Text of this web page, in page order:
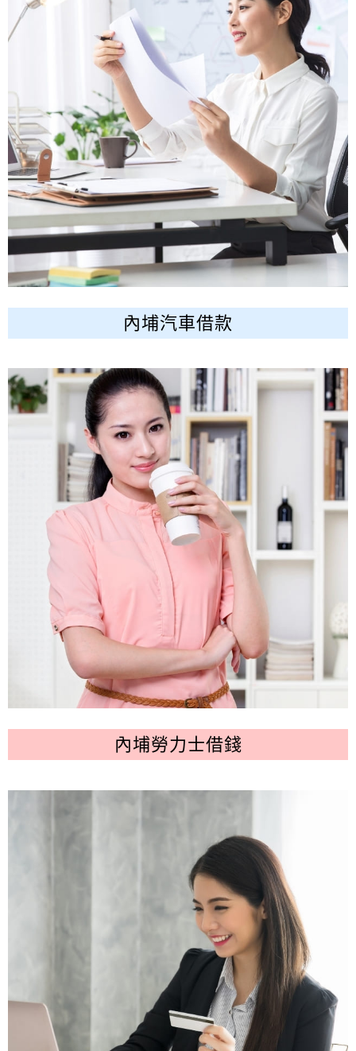
內埔汽車借款
內埔勞力士借錢